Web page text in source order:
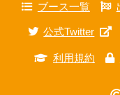
ブース一覧
公式Twitter
利用規約